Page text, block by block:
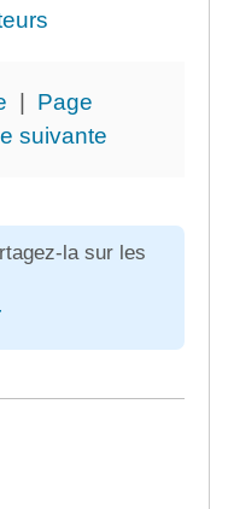
Page
suivante
la sur les